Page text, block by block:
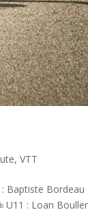
,VTT
: Baptiste Bordeau
U11 : Loan